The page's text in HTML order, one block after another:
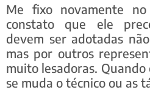
Me fixo novamente
constato que ele
devem ser adotadas
mas por outros
muito lesadoras.
se muda o técnico ou as